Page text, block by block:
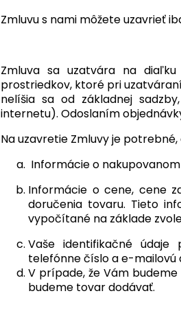
Zmluvu s nami môžete uzavrieť
Zmluva sa uzatvára na
prostriedkov, ktoré pri
nelíšia sa od základnej
internetu). Odoslaním
Na uzavretie Zmluvy je
Informácie o
Informácie o cene, cene
doručenia tovaru. Tieto
vypočítané na základe
Vaše identifikačné údaje
telefónne číslo a e-mailovú
V prípade, že Vám
budeme tovar dodávať.